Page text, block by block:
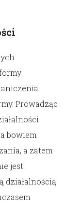
Prowadząc
bowiem
a zatem
jest
działalnością